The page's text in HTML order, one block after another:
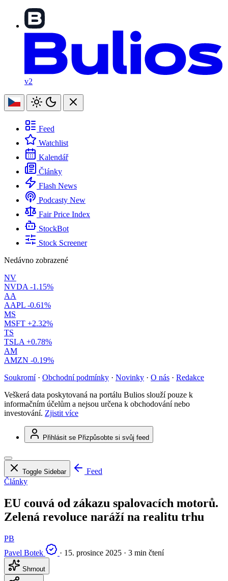
v2
Feed
Watchlist
Kalendář
Články
Flash News
Podcasty New
Fair Price Index
StockBot
Stock Screener
Nedávno zobrazené
NV
NVDA -1.15%
AA
AAPL -0.61%
MS
MSFT +2.32%
TS
TSLA +0.78%
AM
AMZN -0.19%
Soukromí · Obchodní podmínky · Novinky · O nás · Redakce
Veškerá data poskytovaná na portálu Bulios slouží pouze k
informačním účelům a nejsou určena k obchodování nebo
investování. Zjistit více
Přihlásit se Přizpůsobte si svůj feed
Toggle Sidebar
Feed
Články
EU couvá od zákazu spalovacích motorů.
Zelená revoluce naráží na realitu trhu
PB
Pavel Botek
· 15. prosince 2025 · 3 min čtení
Shrnout